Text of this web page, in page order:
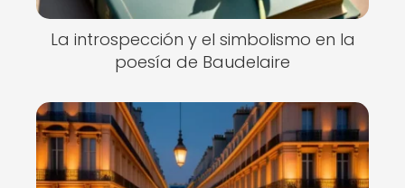
La introspección y el simbolismo en la
poesía de Baudelaire